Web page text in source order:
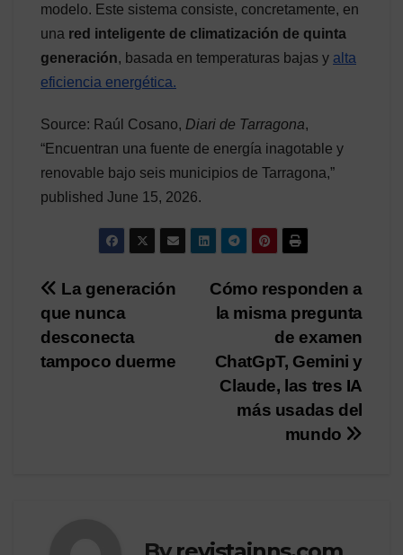
modelo. Este sistema consiste, concretamente, en
una red inteligente de climatización de quinta
generación, basada en temperaturas bajas y alta
eficiencia energética.
Source: Raúl Cosano, Diari de Tarragona,
“Encuentran una fuente de energía inagotable y
renovable bajo seis municipios de Tarragona,”
published June 15, 2026.
Post
navigation
Cómo responden a
la misma pregunta
de examen
ChatGpT, Gemini y
Claude, las tres IA
más usadas del
mundo
La generación
que nunca
desconecta
tampoco duerme